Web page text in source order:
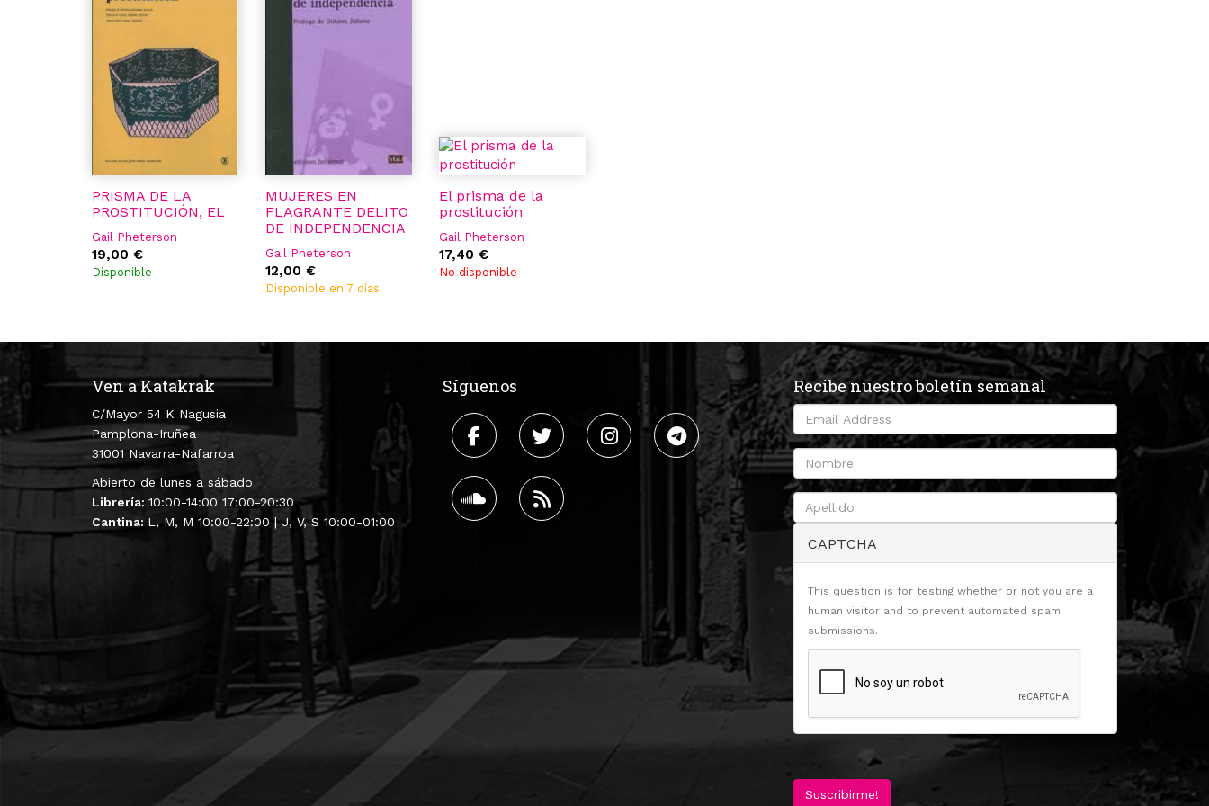
PRISMA DE LA
PROSTITUCIÓN, EL
Gail Pheterson
19,00 €
Disponible
MUJERES EN
FLAGRANTE DELITO
DE INDEPENDENCIA
Gail Pheterson
12,00 €
Disponible en 7 días
El prisma de la
prostitución
Gail Pheterson
17,40 €
No disponible
Ven a Katakrak
C/Mayor 54 K Nagusia
Pamplona-Iruñea
31001 Navarra-Nafarroa
Abierto de lunes a sábado
Librería: 10:00-14:00 17:00-20:30
Cantina: L, M, M 10:00-22:00 | J, V, S 10:00-01:00
Síguenos Recibe nuestro boletín semanal
CAPTCHA
This question is for testing whether or not you are a
human visitor and to prevent automated spam
submissions.
Suscribirme!